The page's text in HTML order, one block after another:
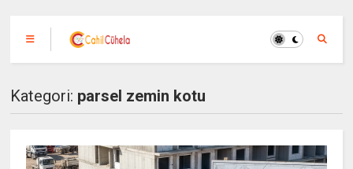
Kategori: parsel zemin kotu